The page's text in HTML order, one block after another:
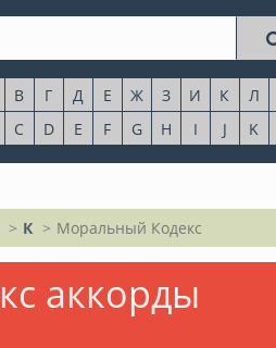
В Г Д Е Ж З И К Л
C D E F G H I J K
К Моральный Кодекс
аккорды